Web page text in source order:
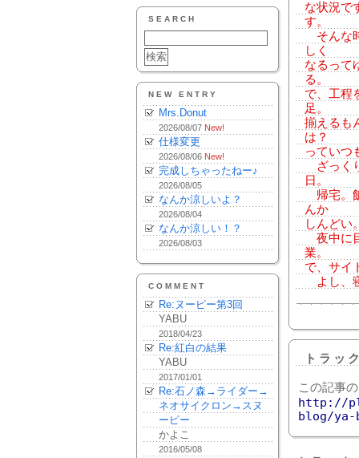
SEARCH
NEW ENTRY
Mrs.Donut
2026/08/07 New!
仕様変更
2026/08/06 New!
完成しちゃったねー♪
2026/08/05
なんか涼しいよ？
2026/08/04
なんか涼しい！？
2026/08/03
COMMENT
Re:ヌーピー第3回
YABU
2018/04/23
Re:紅白の結果
YABU
2017/01/01
Re:石ノ森→ライダー→
ネオサイクロン→スヌ
ーピー
かよこ
2016/05/08
な状況で
す。
そんな
しく
なるって
る。
で、工程
足。
揃えるも
は？
っていつ
ざっく
日。
帰宅。
んか
しんどい
夜中に
業。
で、サイ
よし、
トラッ
この記事
http://
blog/ya-